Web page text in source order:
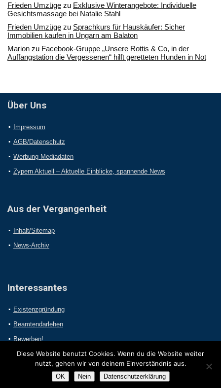
Frieden Umzüge zu Exklusive Winterangebote: Individuelle
Gesichtsmassage bei Natalie Stahl
Frieden Umzüge zu Sprachkurs für Hauskäufer: Sicher
Immobilien kaufen in Ungarn am Balaton
Marion zu Facebook-Gruppe „Unsere Rottis & Co, in der
Auffangstation die Vergessenen“ hilft geretteten Hunden in Not
Über Uns
Impressum
AGB/Datenschutz
Werbung Mediadaten
Zypern Aktuell – Aktuelle Einblicke, spannende News
Aus der Vergangenheit
Inhalt/Sitemap
News-Archiv
Interessantes
Existenzgründung
Beamtendarlehen
Bewerben!
2017 Online-Presseportal.com. Alle Rechte vorbehalten.
Diese Website benutzt Cookies. Wenn du die Website weiter
nutzt, gehen wir von deinem Einverständnis aus.
OK Nein Datenschutzerklärung